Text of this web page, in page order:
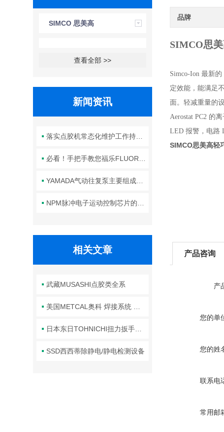
SIMCO 思美高
查看全部 >>
新闻资讯
相关文章
武藏MUSASHI点胶类全系
SSD西西蒂除静电/静电检测设备
品牌
SIMCO思
Simco-Ion 最新
定效能，能满足
面。轻减重量的
Aerostat PC2 的
LED 报警，电路
SIMCO思美高轻
产品咨询
产
您的单
您的姓
联系电
常用邮